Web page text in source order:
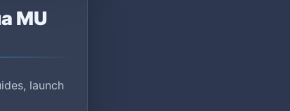
MU
launch